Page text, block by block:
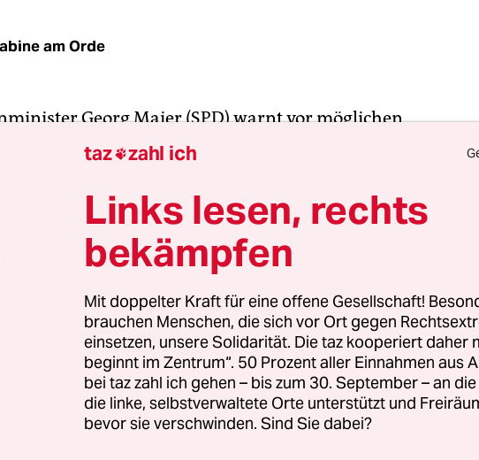
am Orde
Georg Maier (SPD) warnt vor möglichen
Impfgegner : „Wir müssen davon ausgehen, dass
Kräfte gibt, die nicht davor
einen Angriff auf ein Impfstofflager
Maier der taz. Deshalb würden die
der Polizei geschützt werden.
bei einem Teil der Impfgegner ist sehr
stattgefunden“, konstatierte Maier,
der Innenministerkonferenz ist. Bei den
würden sie besonders fragwürdig auftreten, zum
auf dem „ungeimpft“ steht. Das sei eine
der NS-Verbrechen“.
taz zahl ich
Links lesen, rechts
bekämpfen
Mit doppelter Kraft für eine offene Gesellschaft!
brauchen Menschen, die sich vor Ort gegen
einsetzen, unsere Solidarität. Die taz kooperiert daher
beginnt im Zentrum“. 50 Prozent aller Einnahmen aus
bei taz zahl ich gehen – bis zum 30. September – an
die linke, selbstverwaltete Orte unterstützt und
bevor sie verschwinden. Sind Sie dabei?